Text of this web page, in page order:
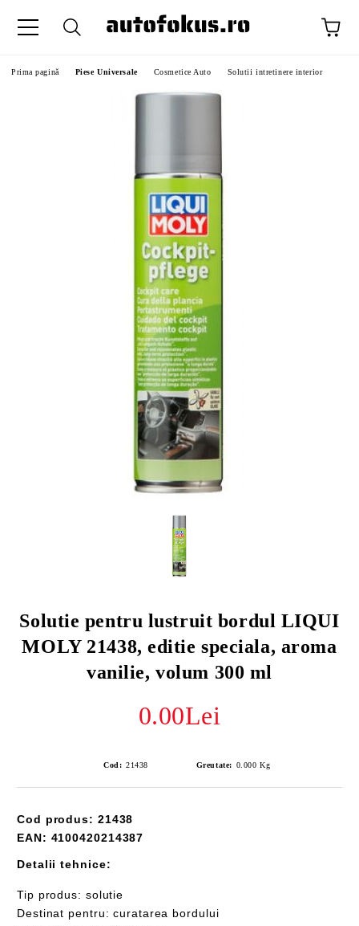
Prima pagină Piese Universale Cosmetice Auto Solutii intretinere interior
Solutie pentru lustruit bordul LIQUI
MOLY 21438, editie speciala, aroma
vanilie, volum 300 ml
0.00Lei
Cod: 21438 Greutate: 0.000 Kg
Cod produs: 21438
EAN: 4100420214387
Detalii tehnice:
Tip produs: solutie
Destinat pentru: curatarea bordului